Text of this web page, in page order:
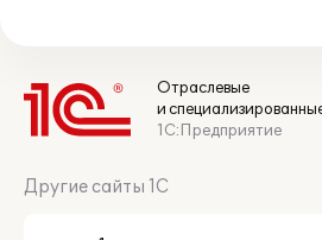
Отраслевые
и
1С:Предприятие
Другие сайты 1С